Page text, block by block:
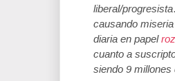
liberal/progresista.
causando
diaria en papel
cuanto a
siendo 9 millones